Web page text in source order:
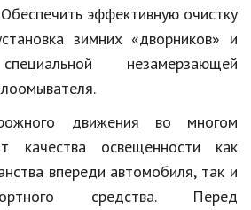
эффективную очистку
зимних «дворников» и
незамерзающей
движения во многом
качества освещенности как
впереди автомобиля, так и
средства. Перед